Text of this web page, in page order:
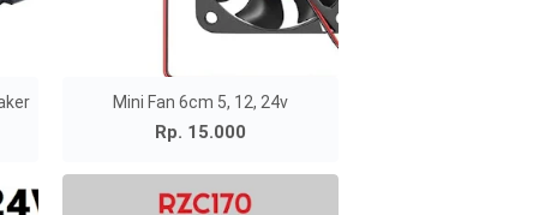
Mini Fan 6cm 5, 12, 24v
Rp. 15.000